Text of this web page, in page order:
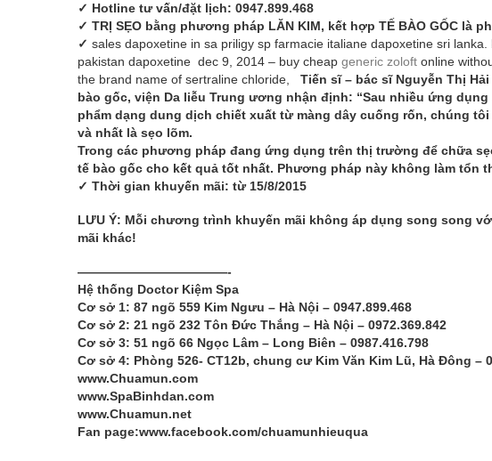
✓ Hotline tư vấn/đặt lịch: 0947.899.468
✓ TRỊ SẸO bằng phương pháp LĂN KIM, kết hợp TẾ BÀO GỐC là
✓ sales dapoxetine in sa priligy sp farmacie italiane dapoxetine sri
pakistan dapoxetine dec 9, 2014 – buy cheap generic zoloft online
the brand name of sertraline chloride,
Tiến sĩ – bác sĩ Nguyễn Thị
bào gốc, viện Da liễu Trung ương nhận định: “Sau nhiều ứng
phẩm dạng dung dịch chiết xuất từ màng dây cuống rốn, chúng
và nhất là sẹo lõm.
Trong các phương pháp đang ứng dụng trên thị trường để chữa
tế bào gốc cho kết quả tốt nhất. Phương pháp này không làm tổn
✓ Thời gian khuyến mãi: từ 15/8/2015
LƯU Ý: Mỗi chương trình khuyến mãi không áp dụng song song
mãi khác!
————————————-
Hệ thống Doctor Kiệm Spa
Cơ sở 1: 87 ngõ 559 Kim Ngưu – Hà Nội – 0947.899.468
Cơ sở 2: 21 ngõ 232 Tôn Đức Thắng – Hà Nội – 0972.369.842
Cơ sở 3: 51 ngõ 66 Ngọc Lâm – Long Biên – 0987.416.798
Cơ sở 4: Phòng 526- CT12b, chung cư Kim Văn Kim Lũ, Hà Đông –
www.Chuamun.com
www.SpaBinhdan.com
www.Chuamun.net
Fan page:www.facebook.com/chuamunhieuqua